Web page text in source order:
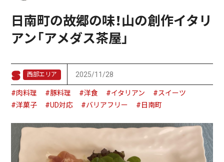
日南町の故郷の味！山の創作イタリ
アン「アメダス茶屋」
西部エリア 2025/11/28
#肉料理 #豚料理 #洋食 #イタリアン
#スイーツ
#洋菓子
#UD対応 #バリアフリー #日南町